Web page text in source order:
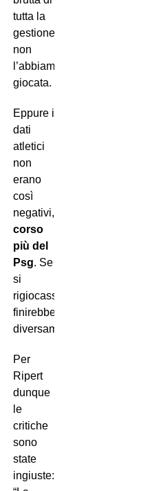
tutta la
gestione,
non
l’abbiamo
giocata.
Eppure i
dati
atletici
non
erano
così
negativi,
corso
più del
Psg. Se
si
rigiocasse,
finirebbe
diversamente”.
Per
Ripert
dunque
le
critiche
sono
state
ingiuste: